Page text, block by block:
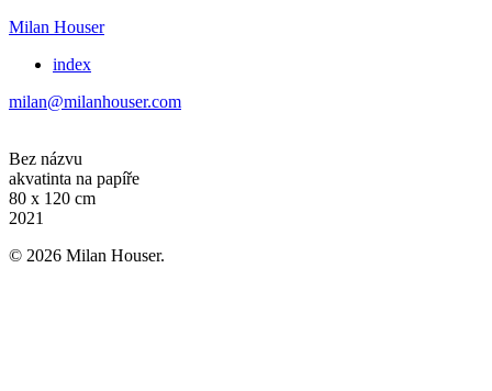
Milan Houser
index
milan@milanhouser.com
Bez názvu
akvatinta na papíře
80 x 120 cm
2021
© 2026 Milan Houser.